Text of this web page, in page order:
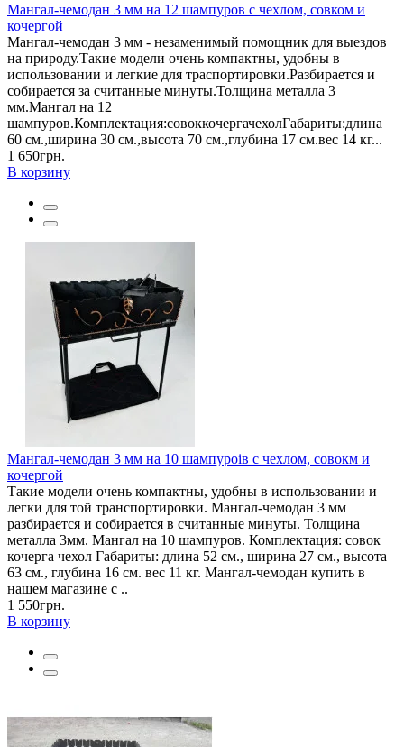
Мангал-чемодан 3 мм на 12 шампуров с чехлом, совком и
кочергой
Мангал-чемодан 3 мм - незаменимый помощник для выездов
на природу.Такие модели очень компактны, удобны в
использовании и легкие для траспортировки.Разбирается и
собирается за считанные минуты.Толщина металла 3
мм.Мангал на 12
шампуров.Комплектация:совоккочергачехолГабариты:длина
60 см.,ширина 30 см.,высота 70 см.,глубина 17 см.вес 14 кг...
1 650грн.
В корзину
Мангал-чемодан 3 мм на 10 шампуроів с чехлом, совокм и
кочергой
Такие модели очень компактны, удобны в использовании и
легки для той транспортировки. Мангал-чемодан 3 мм
разбирается и собирается в считанные минуты. Толщина
металла 3мм. Мангал на 10 шампуров. Комплектация: совок
кочерга чехол Габариты: длина 52 см., ширина 27 см., высота
63 см., глубина 16 см. вес 11 кг. Мангал-чемодан купить в
нашем магазине с ..
1 550грн.
В корзину